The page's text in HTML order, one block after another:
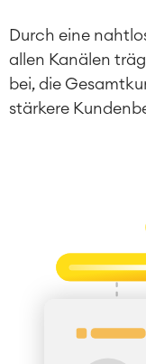
Durch eine
allen Kanälen
bei, die
stärkere